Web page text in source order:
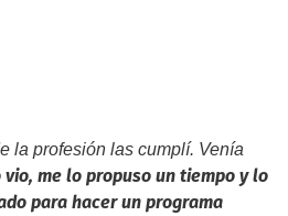
la profesión las cumplí. Venía
vio, me lo propuso un tiempo y lo
para hacer un programa